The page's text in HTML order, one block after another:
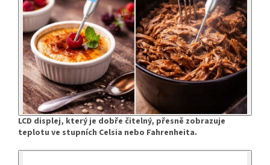
LCD displej, který je dobře čitelný, přesně zobrazuje
teplotu ve stupních Celsia nebo Fahrenheita.